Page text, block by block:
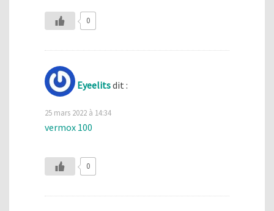
0
Eyeelitsdit :
25 mars 2022 à 14:34
vermox 100
0